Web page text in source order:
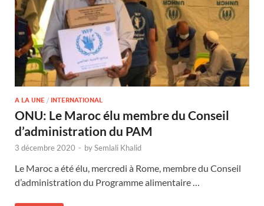
A LA UNE / INTERNATIONAL
ONU: Le Maroc élu membre du Conseil
d’administration du PAM
3 décembre 2020 - bySemlali Khalid
Le Maroc a été élu, mercredi à Rome, membre du Conseil
d’administration du Programme alimentaire …